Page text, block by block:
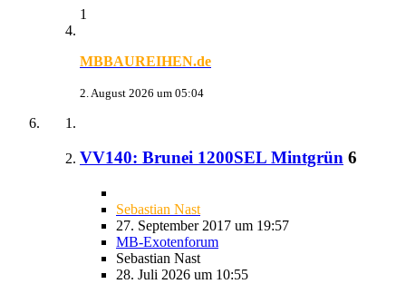
1
MBBAUREIHEN.de
2. August 2026 um 05:04
VV140: Brunei 1200SEL Mintgrün 6
Sebastian Nast
27. September 2017 um 19:57
MB-Exotenforum
Sebastian Nast
28. Juli 2026 um 10:55